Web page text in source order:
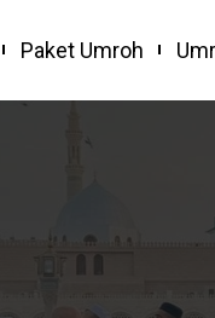
Paket Umroh